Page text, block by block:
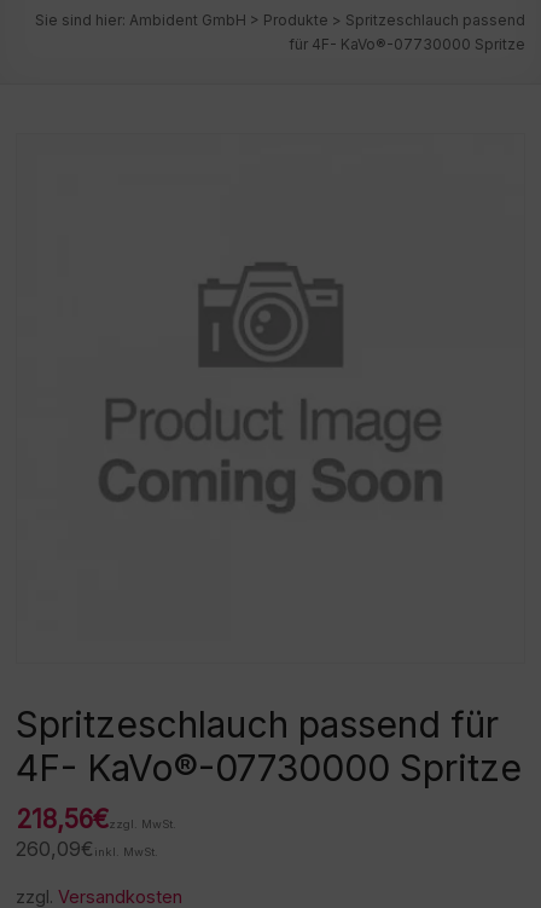
Sie sind hier: Ambident GmbH > Produkte > Spritzeschlauch passend
für 4F- KaVo®-07730000 Spritze
Spritzeschlauch passend für
4F- KaVo®-07730000 Spritze
218,56€zzgl. MwSt.
260,09€ inkl. MwSt.
zzgl.Versandkosten